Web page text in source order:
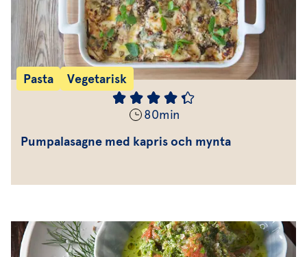
Pasta Vegetarisk
80min
Pumpalasagne med kapris och mynta